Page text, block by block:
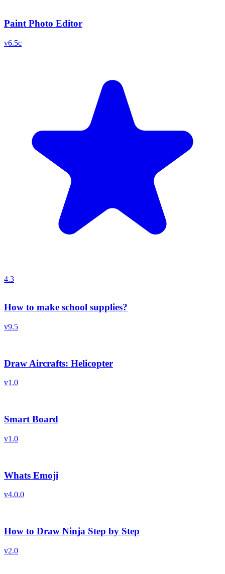
Paint Photo Editor
v6.5c
4.3
How to make school supplies?
v9.5
Draw Aircrafts: Helicopter
v1.0
Smart Board
v1.0
Whats Emoji
v4.0.0
How to Draw Ninja Step by Step
v2.0